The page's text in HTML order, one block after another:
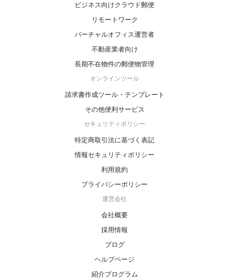
ビジネス向けクラウド郵便
リモートワーク
バーチャルオフィス運営者
不動産業者向け
長期不在物件の郵便物管理
オンラインツール
請求書作成ツール・テンプレート
その他便利サービス
セキュリティポリシー
特定商取引法に基づく表記
情報セキュリティポリシー
利用規約
プライバシーポリシー
運営会社
会社概要
採用情報
ブログ
ヘルプページ
紹介プログラム